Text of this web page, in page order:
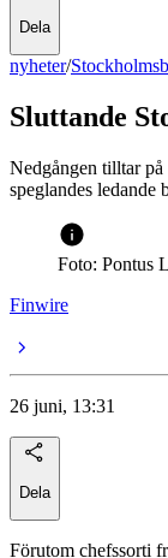
Dela
nyheter/
Sluttande
Nedgången tilltar
speglandes ledande
Foto: Pontus
Finwire
26 juni, 13:31
Dela
Förutom chefssorti